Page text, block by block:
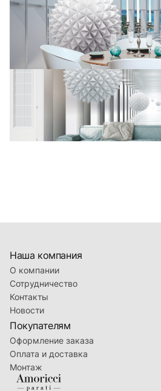
Наша компания
О компании
Сотрудничество
Контакты
Новости
Покупателям
Оформление заказа
Оплата и доставка
Монтаж